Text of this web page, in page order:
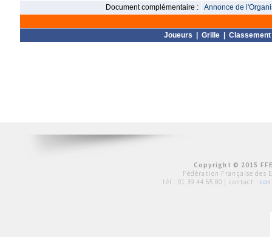
Document complémentaire :
Annonce de
Joueurs Grille Classement
Copyright © 2015
Fédération Française des
tél : 01 39 44 65 80 | contact :